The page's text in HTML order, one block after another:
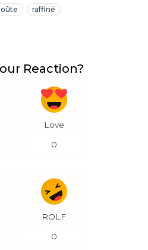
raffiné
Reaction?
Love
0
ROLF
0